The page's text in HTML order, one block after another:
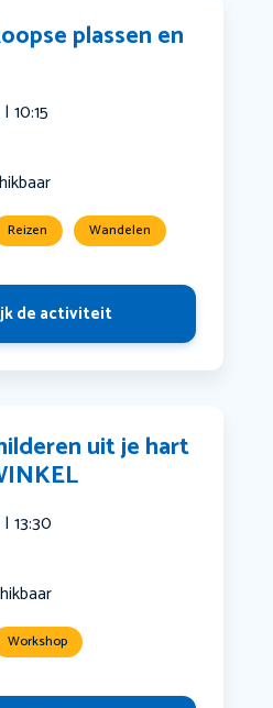
plassen en
10:15
Reizen Wandelen
de activiteit
uit je hart
13:30
Workshop